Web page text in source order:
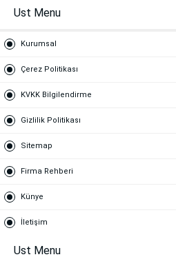
Ust Menu
Kurumsal
Çerez Politikası
KVKK Bilgilendirme
Gizlilik Politikası
Sitemap
Firma Rehberi
Künye
İletişim
Ust Menu